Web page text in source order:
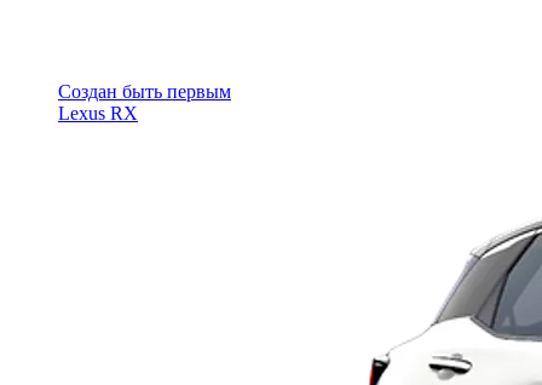
Cоздан быть первым
Lexus RX